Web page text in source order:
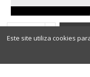
©
Este site utiliza cookies